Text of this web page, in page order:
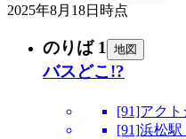
2025年8月18日 時点
のりば 1 地図
バスどこ!?
[91]アク
[91]浜松